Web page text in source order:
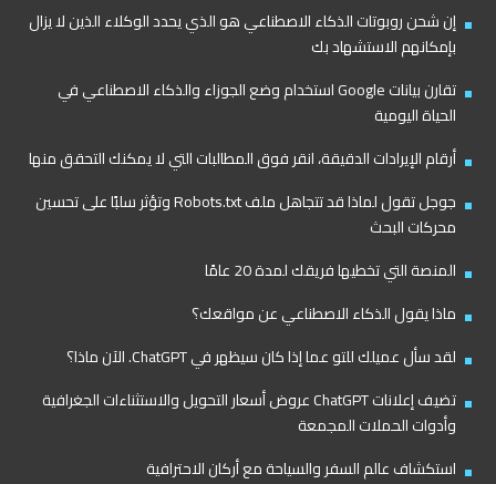
إن شحن روبوتات الذكاء الاصطناعي هو الذي يحدد الوكلاء الذين لا يزال
بإمكانهم الاستشهاد بك
تقارن بيانات Google استخدام وضع الجوزاء والذكاء الاصطناعي في
الحياة اليومية
أرقام الإيرادات الدقيقة، انقر فوق المطالبات التي لا يمكنك التحقق منها
جوجل تقول لماذا قد تتجاهل ملف Robots.txt وتؤثر سلبًا على تحسين
محركات البحث
المنصة التي تخطيها فريقك لمدة 20 عامًا
ماذا يقول الذكاء الاصطناعي عن مواقعك؟
لقد سأل عميلك للتو عما إذا كان سيظهر في ChatGPT. الآن ماذا؟
تضيف إعلانات ChatGPT عروض أسعار التحويل والاستثناءات الجغرافية
وأدوات الحملات المجمعة
استكشاف عالم السفر والسياحة مع أركان الاحترافية